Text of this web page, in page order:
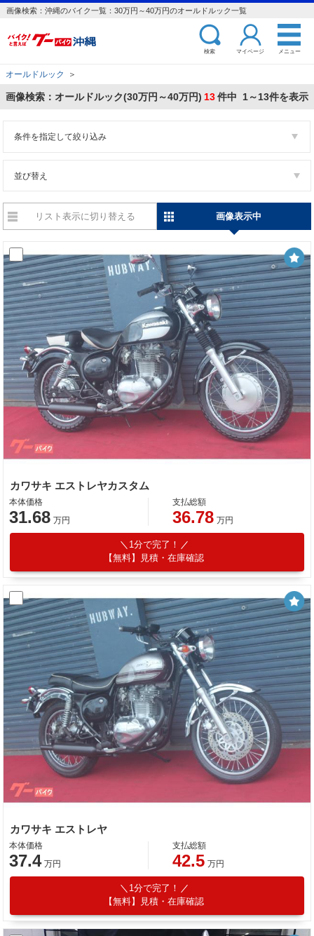
画像検索：沖縄のバイク一覧：30万円～40万円のオールドルック一覧
検索 マイページ メニュー
オールドルック ＞
画像検索：オールドルック(30万円～40万円) 13件中 1～13件を表示
条件を指定して絞り込み
並び替え
リスト表示に切り替える 画像表示中
カワサキ エストレヤカスタム
本体価格
31.68 万円
支払総額
36.78 万円
1分で完了！
【無料】見積・在庫確認
カワサキ エストレヤ
本体価格
37.4 万円
支払総額
42.5 万円
1分で完了！
【無料】見積・在庫確認